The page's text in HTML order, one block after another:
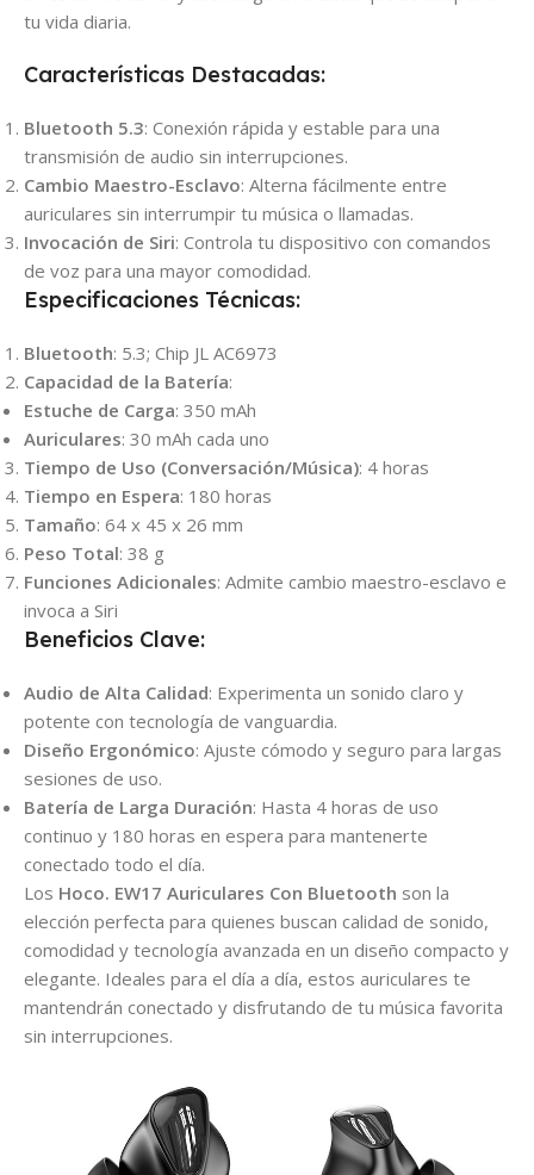
tu vida diaria.
Características Destacadas:
Bluetooth 5.3: Conexión rápida y estable para una
transmisión de audio sin interrupciones.
Cambio Maestro-Esclavo: Alterna fácilmente entre
auriculares sin interrumpir tu música o llamadas.
Invocación de Siri: Controla tu dispositivo con comandos
de voz para una mayor comodidad.
Especificaciones Técnicas:
Bluetooth: 5.3; Chip JL AC6973
Capacidad de la Batería:
Estuche de Carga: 350 mAh
Auriculares: 30 mAh cada uno
Tiempo de Uso (Conversación/Música): 4 horas
Tiempo en Espera: 180 horas
Tamaño: 64 x 45 x 26 mm
Peso Total: 38 g
Funciones Adicionales: Admite cambio maestro-esclavo e
invoca a Siri
Beneficios Clave:
Audio de Alta Calidad: Experimenta un sonido claro y
potente con tecnología de vanguardia.
Diseño Ergonómico: Ajuste cómodo y seguro para largas
sesiones de uso.
Batería de Larga Duración: Hasta 4 horas de uso
continuo y 180 horas en espera para mantenerte
conectado todo el día.
Los Hoco. EW17 Auriculares Con Bluetooth son la
elección perfecta para quienes buscan calidad de sonido,
comodidad y tecnología avanzada en un diseño compacto y
elegante. Ideales para el día a día, estos auriculares te
mantendrán conectado y disfrutando de tu música favorita
sin interrupciones.